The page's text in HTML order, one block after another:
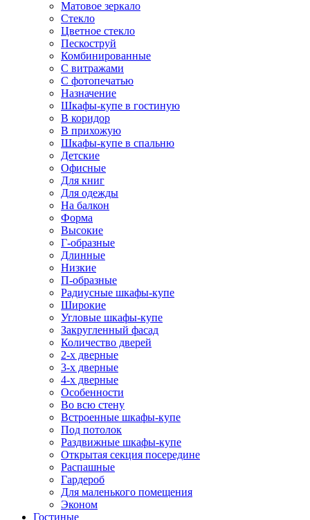
Матовое зеркало
Стекло
Цветное стекло
Пескоструй
Комбинированные
С витражами
С фотопечатью
Назначение
Шкафы-купе в гостиную
В коридор
В прихожую
Шкафы-купе в спальню
Детские
Офисные
Для книг
Для одежды
На балкон
Форма
Высокие
Г-образные
Длинные
Низкие
П-образные
Радиусные шкафы-купе
Широкие
Угловые шкафы-купе
Закругленный фасад
Количество дверей
2-х дверные
3-х дверные
4-х дверные
Особенности
Во всю стену
Встроенные шкафы-купе
Под потолок
Раздвижные шкафы-купе
Открытая секция посередине
Распашные
Гардероб
Для маленького помещения
Эконом
Гостиные